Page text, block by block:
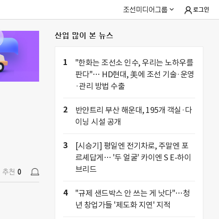
조선미디어그룹 로그인
추천 0
산업 많이 본 뉴스